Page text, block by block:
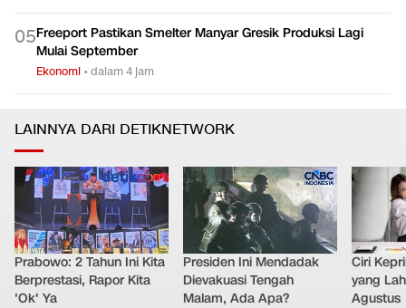
05Freeport Pastikan Smelter Manyar Gresik Produksi Lagi
Mulai September
Ekonomi •dalam 4 jam
LAINNYA DARI DETIKNETWORK
Prabowo: 2 Tahun Ini Kita
Berprestasi, Rapor Kita
'Ok' Ya
Presiden Ini Mendadak
Dievakuasi Tengah
Malam, Ada Apa?
Ciri
yang
Agustus